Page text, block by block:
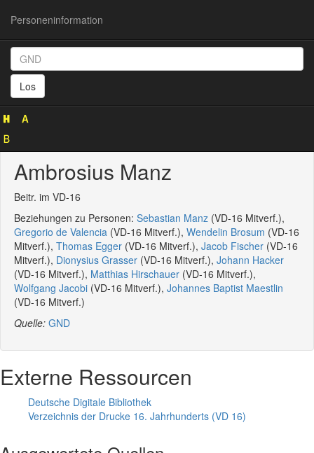
Personeninformation
Los
Personeninformation
119752654)
Ambrosius Manz
Beitr. im VD-16
Beziehungen zu Personen: Sebastian Manz (VD-16 Mitverf.),
Gregorio de Valencia (VD-16 Mitverf.), Wendelin Brosum (VD-16
Mitverf.), Thomas Egger (VD-16 Mitverf.), Jacob Fischer (VD-16
Mitverf.), Dionysius Grasser (VD-16 Mitverf.), Johann Hacker
(VD-16 Mitverf.), Matthias Hirschauer (VD-16 Mitverf.),
Wolfgang Jacobi (VD-16 Mitverf.), Johannes Baptist Maestlin
(VD-16 Mitverf.)
Quelle: GND
Externe Ressourcen
Deutsche Digitale Bibliothek
Verzeichnis der Drucke 16. Jahrhunderts (VD 16)